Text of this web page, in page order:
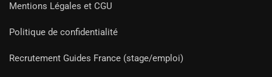
Mentions Légales et CGU
Politique de confidentialité
Recrutement Guides France (stage/emploi)